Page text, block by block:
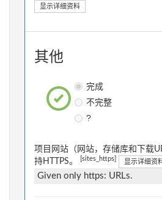
显示详细资料
其他
完成
不完整
?
项目网站（网站，存储库和下载
持HTTPS。
[sites_https] 显示详细资
Given only https: URLs.